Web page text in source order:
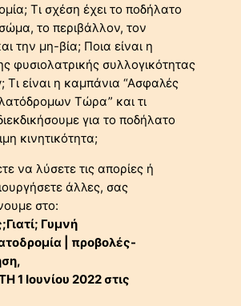
Τι σχέση έχει το ποδήλατο
το περιβάλλον, τον
την μη-βία; Ποια είναι η
φυσιολατρικής συλλογικότητας
Τι είναι η καμπάνια “Ασφαλές
Τώρα” και τι
για το ποδήλατο
κινητικότητα;
να λύσετε τις απορίες ή
άλλες, σας
στο:
Γυμνή
| προβολές-
1 Ιουνίου 2022 στις